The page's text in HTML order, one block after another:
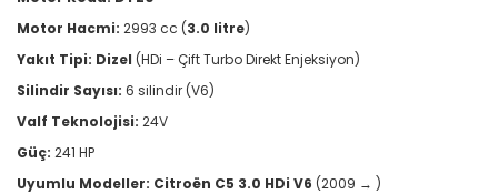
Motor Hacmi: 2993 cc (3.0 litre)
Yakıt Tipi: Dizel (HDi – Çift Turbo Direkt Enjeksiyon)
Silindir Sayısı: 6 silindir (V6)
Valf Teknolojisi: 24V
Güç: 241 HP
Uyumlu Modeller: Citroën C5 3.0 HDi V6 (2009 → )